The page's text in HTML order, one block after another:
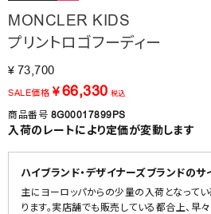
MONCLER KIDS
プリントロゴフーディー
¥ 73,700
SALE価格 ¥ 66,330 税込
商品番号 8G00017899PS
入荷のレートにより定価が変動します
ハイブランド・デザイナーズブランドの
主にヨーロッパからの少量の入荷となって
ります。実店舗でも販売している都合上、早